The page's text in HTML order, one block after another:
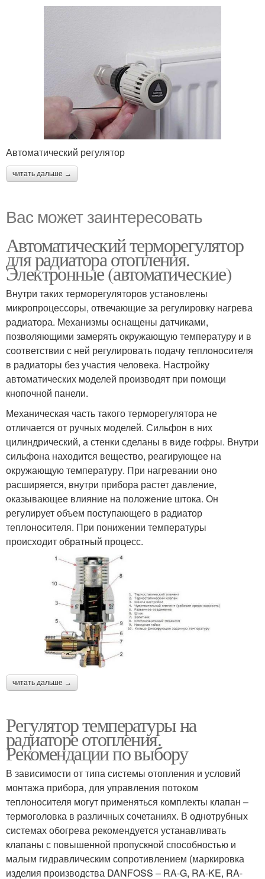
Автоматический регулятор
читать дальше →
Вас может заинтересовать
Автоматический терморегулятор
для радиатора отопления.
Электронные (автоматические)
Внутри таких терморегуляторов установлены
микропроцессоры, отвечающие за регулировку нагрева
радиатора. Механизмы оснащены датчиками,
позволяющими замерять окружающую температуру и в
соответствии с ней регулировать подачу теплоносителя
в радиаторы без участия человека. Настройку
автоматических моделей производят при помощи
кнопочной панели.
Механическая часть такого терморегулятора не
отличается от ручных моделей. Сильфон в них
цилиндрический, а стенки сделаны в виде гофры. Внутри
сильфона находится вещество, реагирующее на
окружающую температуру. При нагревании оно
расширяется, внутри прибора растет давление,
оказывающее влияние на положение штока. Он
регулирует объем поступающего в радиатор
теплоносителя. При понижении температуры
происходит обратный процесс.
читать дальше →
Регулятор температуры на
радиаторе отопления.
Рекомендации по выбору
В зависимости от типа системы отопления и условий
монтажа прибора, для управления потоком
теплоносителя могут применяться комплекты клапан –
термоголовка в различных сочетаниях. В однотрубных
системах обогрева рекомендуется устанавливать
клапаны с повышенной пропускной способностью и
малым гидравлическим сопротивлением (маркировка
изделия производства DANFOSS – RA-G, RA-KE, RA-